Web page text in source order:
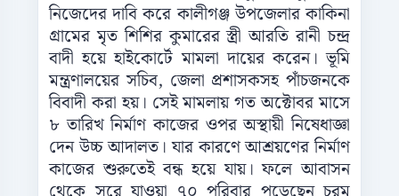
নিজেদের দাবি করে কালীগঞ্জ উপজেলার কাকিনা
গ্রামের মৃত শিশির কুমারের স্ত্রী আরতি রানী চন্দ্র
বাদী হয়ে হাইকোর্টে মামলা দায়ের করেন। ভূমি
মন্ত্রণালয়ের সচিব, জেলা প্রশাসকসহ পাঁচজনকে
বিবাদী করা হয়। সেই মামলায় গত অক্টোবর মাসে
৮ তারিখ নির্মাণ কাজের ওপর অস্থায়ী নিষেধাজ্ঞা
দেন উচ্চ আদালত। যার কারণে আশ্রয়ণের নির্মাণ
কাজের শুরুতেই বন্ধ হয়ে যায়। ফলে আবাসন